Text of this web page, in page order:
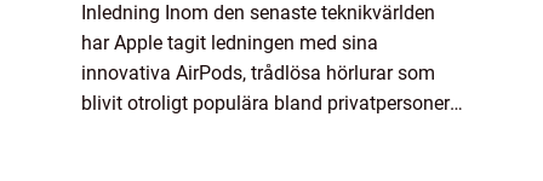
Inledning Inom den senaste teknikvärlden
har Apple tagit ledningen med sina
innovativa AirPods, trådlösa hörlurar som
blivit otroligt populära bland privatpersoner.